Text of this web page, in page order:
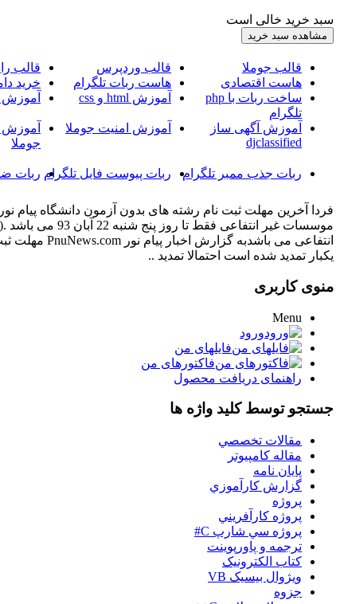
سبد خرید خالی است
قالب جوملا قالب وردپرس قالب
هاست اقتصادی
هاست ربات تلگرام خرید
ساخت ربات با php
تلگرام
آموزش html و css آموزش php
آموزش آگهی ساز
djclassified
آموزش امنیت جوملا
جوملا
ربات جذب ممبر تلگرام
ربات پیوست فایل تلگرام ربات
موسسات غیر
یکبار تمدید شده است احتمالا تمدید ..
منوی کاربری
Menu
ورود
فایلهای من
فاکتورهای من
راهنمای دریافت محصول
جستجو توسط کلید واژه ها
مقالات تخصصي
مقاله کامپیوتر
پایان نامه
گزارش کارآموزي
پروژه
پروژه کارآفريني
پروژه سي شارپ C#
ترجمه و پاورپوينت
کتاب الکترونيک
ويژوال بيسيک VB
جزوه